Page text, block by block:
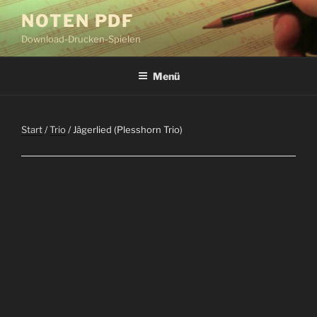
Zum
Inhalt
springen
NOTEN PDF
Download-Drucken-Spielen
Menü
Start/Trio/ Jägerlied (Plesshorn Trio)